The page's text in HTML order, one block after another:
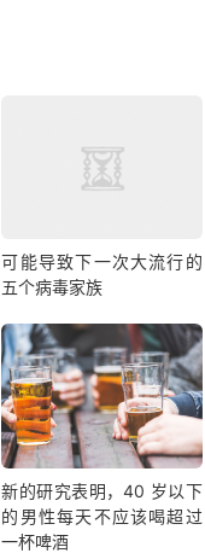
可能导致下一次大流行的
五个病毒家族
新的研究表明，40 岁以下
的男性每天不应该喝超过
一杯啤酒